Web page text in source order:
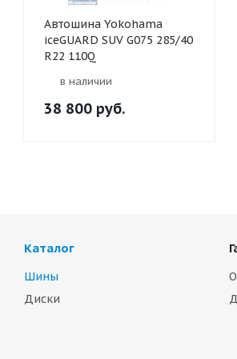
Автошина Yokohama
iceGUARD SUV G075 285/40
R22 110Q
в наличии
38 800 руб.
Каталог
Шины
Диски